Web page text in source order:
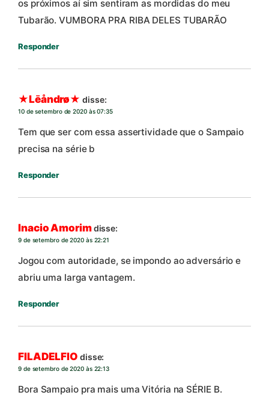
os próximos aí sim sentiram as mordidas do meu
Tubarão. VUMBORA PRA RIBA DELES TUBARÃO
Responder
★Lēåndrø★ disse:
10 de setembro de 2020 às 07:35
Tem que ser com essa assertividade que o Sampaio
precisa na série b
Responder
Inacio Amorimdisse:
9 de setembro de 2020 às 22:21
Jogou com autoridade, se impondo ao adversário e
abriu uma larga vantagem.
Responder
FILADELFIO disse:
9 de setembro de 2020 às 22:13
Bora Sampaio pra mais uma Vitória na SÉRIE B.